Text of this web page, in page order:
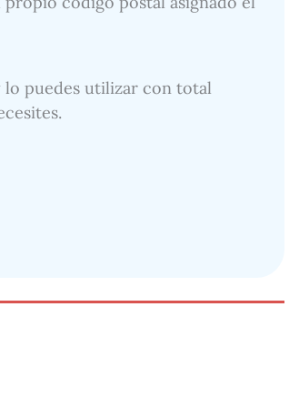
lo puedes utilizar con total